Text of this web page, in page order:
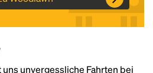
unvergessliche Fahrten bei